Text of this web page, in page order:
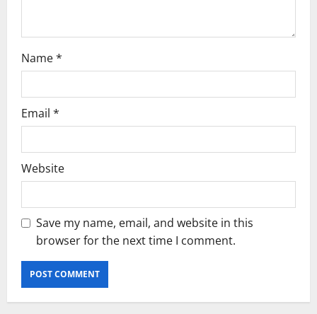
Name*
Email *
Website
Save my name, email, and website in this
browser for the next time I comment.